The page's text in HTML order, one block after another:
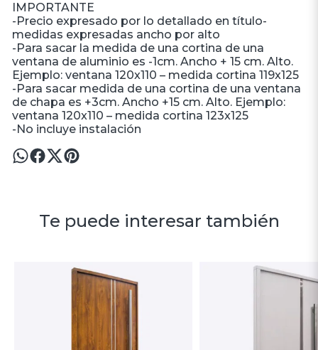
IMPORTANTE
-Precio expresado por lo detallado en título-
medidas expresadas ancho por alto
-Para sacar la medida de una cortina de una
ventana de aluminio es -1cm. Ancho + 15 cm. Alto.
Ejemplo: ventana 120x110 – medida cortina 119x125
-Para sacar medida de una cortina de una ventana
de chapa es +3cm. Ancho +15 cm. Alto. Ejemplo:
ventana 120x110 – medida cortina 123x125
-No incluye instalación
Te puede interesar también